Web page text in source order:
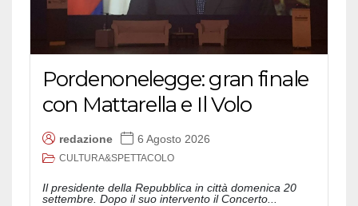
Pordenonelegge: gran finale
con Mattarella e Il Volo
redazione 6 Agosto 2026
CULTURA&SPETTACOLO
Il presidente della Repubblica in città domenica 20
settembre. Dopo il suo intervento il Concerto...